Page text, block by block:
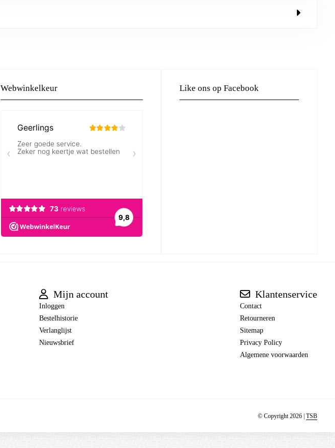
Webwinkelkeur Like ons op Facebook
Mijn account
Inloggen
Bestelhistorie
Verlanglijst
Nieuwsbrief
Klantenservice
Contact
Retourneren
Sitemap
Privacy Policy
Algemene voorwaarden
© Copyright 2026 | TSB